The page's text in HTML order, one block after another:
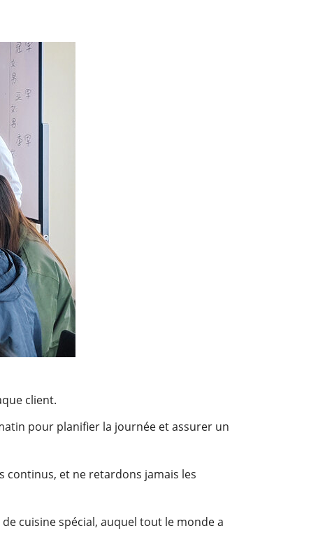
client.
pour planifier la journée et assurer un
continus, et ne retardons jamais les
cuisine spécial, auquel tout le monde a